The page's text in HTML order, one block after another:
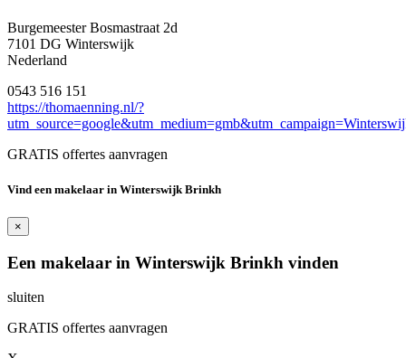
Burgemeester Bosmastraat 2d
7101 DG Winterswijk
Nederland
0543 516 151
https://thomaenning.nl/?
GRATIS offertes aanvragen
Vind een makelaar in Winterswijk Brinkh
×
Een makelaar in Winterswijk Brinkh vinden
sluiten
GRATIS offertes aanvragen